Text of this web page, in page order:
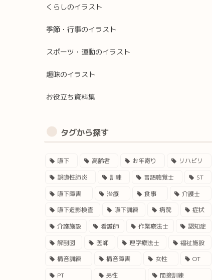
くらしのイラスト
季節・行事のイラスト
スポーツ・運動のイラスト
趣味のイラスト
お役立ち資料集
タグから探す
嚥下 高齢者 お年寄り
リハビリ
誤嚥性肺炎
訓練 言語聴覚士
ST
嚥下障害
治療 食事
介護士
嚥下造影検査
嚥下訓練 病院
症状
介護施設
看護師 作業療法士
認知症
解剖図
医師 理学療法士
福祉施設
構音訓練
構音障害 女性
OT
PT
男性
間接訓練